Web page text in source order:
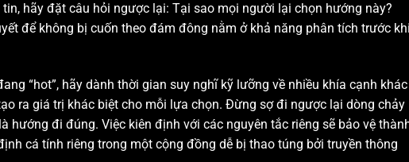
hãy đặt câu hỏi ngược lại: Tại sao mọi người lại chọn hướng này?
để không bị cuốn theo đám đông nằm ở khả năng phân tích trước
“hot”, hãy dành thời gian suy nghĩ kỹ lưỡng về nhiều khía cạnh khác
ra giá trị khác biệt cho mỗi lựa chọn. Đừng sợ đi ngược lại dòng chảy
hướng đi đúng. Việc kiên định với các nguyên tắc riêng sẽ bảo vệ
cá tính riêng trong một cộng đồng dễ bị thao túng bởi truyền thông